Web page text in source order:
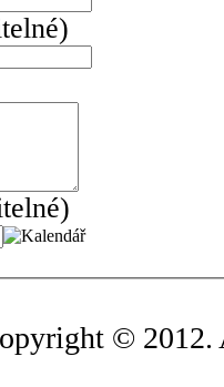
© 2012.